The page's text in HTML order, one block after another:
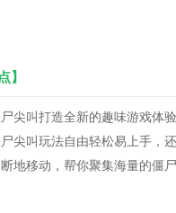
】
叫打造全新的趣味游戏体验
叫玩法自由轻松易上手，还
移动，帮你聚集海量的僵尸